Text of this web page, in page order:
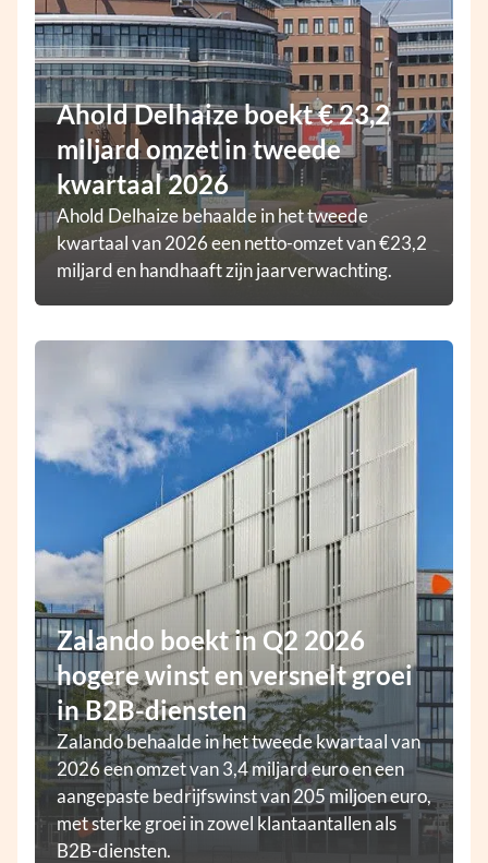
Ahold Delhaize boekt € 23,2
miljard omzet in tweede
kwartaal 2026
Ahold Delhaize behaalde in het tweede
kwartaal van 2026 een netto-omzet van €23,2
miljard en handhaaft zijn jaarverwachting.
Zalando boekt in Q2 2026
hogere winst en versnelt groei
in B2B-diensten
Zalando behaalde in het tweede kwartaal van
2026 een omzet van 3,4 miljard euro en een
aangepaste bedrijfswinst van 205 miljoen euro,
met sterke groei in zowel klantaantallen als
B2B-diensten.